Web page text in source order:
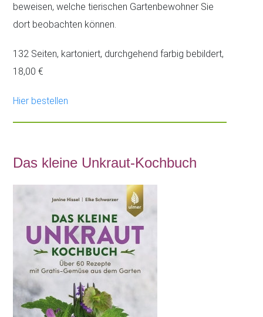
beweisen, welche tierischen Gartenbewohner Sie
dort beobachten können.
132 Seiten, kartoniert, durchgehend farbig bebildert,
18,00€
Hier bestellen
Das kleine Unkraut-Kochbuch